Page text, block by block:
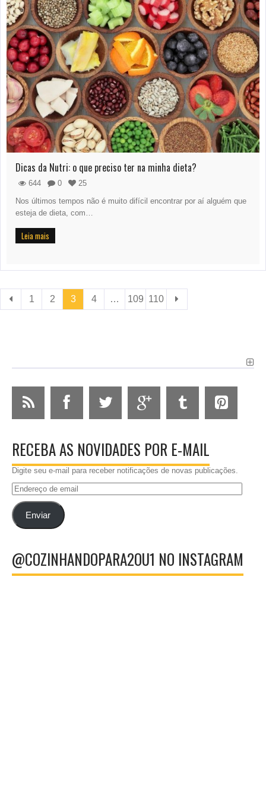
Dicas da Nutri: o que preciso ter na minha dieta?
644 0
25
Nos últimos tempos não é muito difícil encontrar por aí alguém que
esteja de dieta, com…
Leia mais
1 2 3 4 … 109 110
RECEBA AS NOVIDADES POR E-MAIL
Digite seu e-mail para receber notificações de novas publicações.
Endereço
emailEnviar
@COZINHANDOPARA2OU1 NO INSTAGRAM